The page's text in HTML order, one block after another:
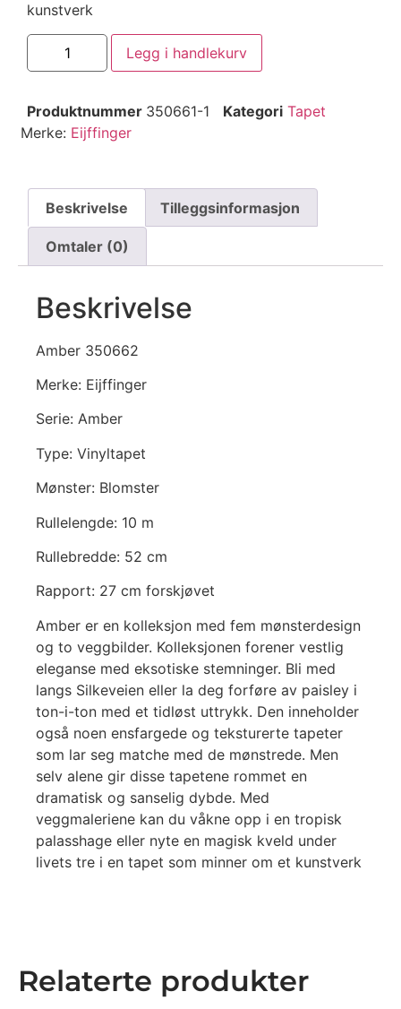
kunstverk
Legg i handlekurv
Produktnummer 350661-1 Kategori Tapet
Merke: Eijffinger
Beskrivelse Tilleggsinformasjon
Omtaler (0)
Beskrivelse
Amber 350662
Merke: Eijffinger
Serie: Amber
Type: Vinyltapet
Mønster: Blomster
Rullelengde: 10 m
Rullebredde: 52 cm
Rapport: 27 cm forskjøvet
Amber er en kolleksjon med fem mønsterdesign
og to veggbilder. Kolleksjonen forener vestlig
eleganse med eksotiske stemninger. Bli med
langs Silkeveien eller la deg forføre av paisley i
ton-i-ton med et tidløst uttrykk. Den inneholder
også noen ensfargede og teksturerte tapeter
som lar seg matche med de mønstrede. Men
selv alene gir disse tapetene rommet en
dramatisk og sanselig dybde. Med
veggmaleriene kan du våkne opp i en tropisk
palasshage eller nyte en magisk kveld under
livets tre i en tapet som minner om et kunstverk
Relaterte produkter